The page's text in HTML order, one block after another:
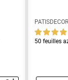
50 feuilles